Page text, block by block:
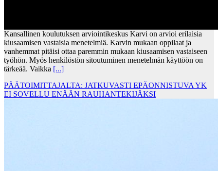
Kansallinen koulutuksen arviointikeskus Karvi on arvioi erilaisia
kiusaamisen vastaisia menetelmiä. Karvin mukaan oppilaat ja
vanhemmat pitäisi ottaa paremmin mukaan kiusaamisen vastaiseen
työhön. Myös henkilöstön sitoutuminen menetelmän käyttöön on
tärkeää. Vaikka [...]
PÄÄTOIMITTAJALTA: JATKUVASTI EPÄONNISTUVA YK
EI SOVELLU ENÄÄN RAUHANTEKIJÄKSI